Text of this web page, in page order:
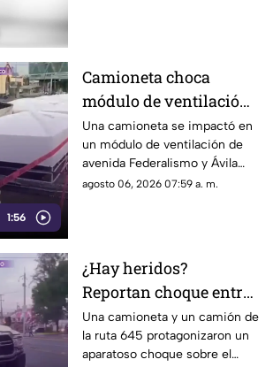
1:56
Camioneta choca
módulo de ventilación
del Tren Eléctrico en
Ávila Camacho y
Federalismo
Una camioneta se impactó en
un módulo de ventilación de
avenida Federalismo y Ávila
Camacho en la colonia La
agosto 06, 2026 07:59 a. m.
¿Hay heridos?
Reportan choque entre
camioneta y camión de
la ruta 645 sobre
Una camioneta y un camión de
la ruta 645 protagonizaron un
aparatoso choque sobre el